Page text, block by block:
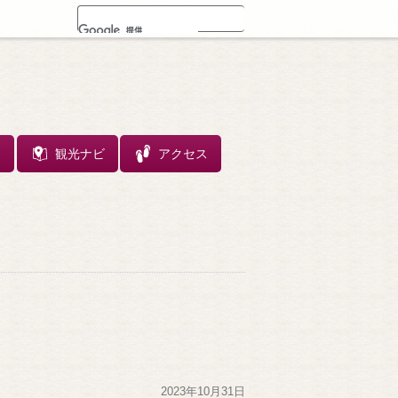
観光ナビ アクセス
2023年10月31日